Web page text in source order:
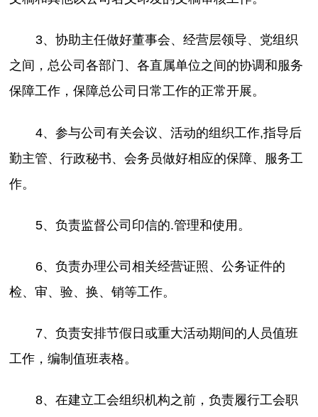
3、协助主任做好董事会、经营层领导、党组织
之间，总公司各部门、各直属单位之间的协调和服务
保障工作，保障总公司日常工作的正常开展。
4、参与公司有关会议、活动的组织工作,指导后
勤主管、行政秘书、会务员做好相应的保障、服务工
作。
5、负责监督公司印信的.管理和使用。
6、负责办理公司相关经营证照、公务证件的
检、审、验、换、销等工作。
7、负责安排节假日或重大活动期间的人员值班
工作，编制值班表格。
8、在建立工会组织机构之前，负责履行工会职